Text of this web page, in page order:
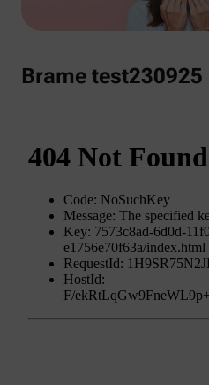
Brame test230925